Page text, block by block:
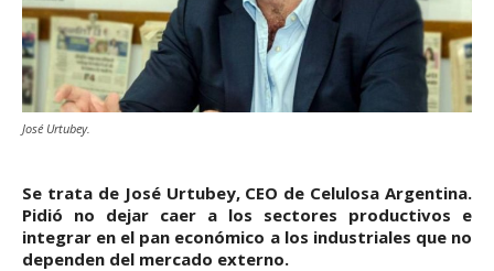
José Urtubey.
Se trata de José Urtubey, CEO de Celulosa Argentina.
Pidió no dejar caer a los sectores productivos e
integrar en el pan económico a los industriales que no
dependen del mercado externo.